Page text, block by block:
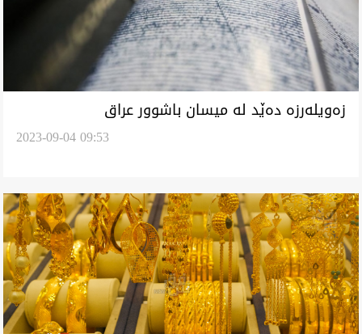
زەویلەرزە دەێد لە میسان باشوور عراق
2023-09-04 09:53